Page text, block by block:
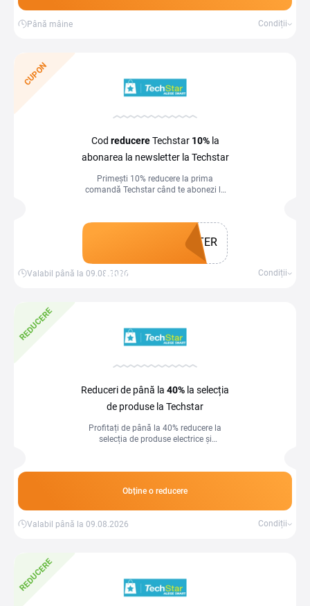
Până mâine Condiții
CUPON
Cod reducereTechstar 10%la
abonarea la newsletter la Techstar
Primești 10% reducere la prima
comandă Techstar când te abonezi la
Obține un cupon
TER
Valabil până la 09.08.2026 Condiții
REDUCERE
Reduceri de până la 40% la selecția
de produse la Techstar
Profitați de până la 40% reducere la
selecția de produse electrice și
Obține o reducere
Valabil până la 09.08.2026 Condiții
REDUCERE